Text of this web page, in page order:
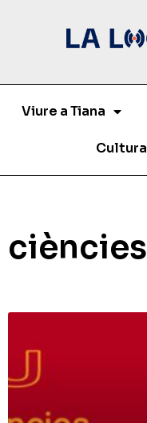
Viure a Tiana
Cultura
ciències